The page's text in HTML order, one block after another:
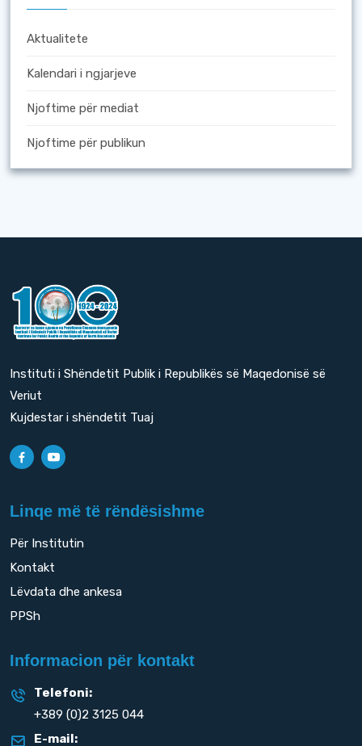
Aktualitete
Kalendari i ngjarjeve
Njoftime për mediat
Njoftime për publikun
Instituti i Shëndetit Publik i Republikës së Maqedonisë së
Veriut
Kujdestar i shëndetit Tuaj
Linqe më të rëndësishme
Për Institutin
Kontakt
Lëvdata dhe ankesa
PPSh
Informacion për kontakt
Telefoni:
+389 (0)2 3125 044
E-mail: